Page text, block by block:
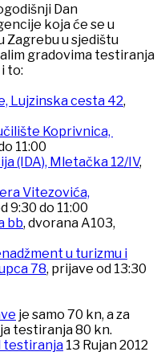
Dan
koja će se u
Zagrebu u sjedištu
gradovima testiranja
to:
Lujzinska cesta 42,
Koprivnica,
11:00
(IDA), Mletačka 12/IV,
Vitezovića,
9:30 do 11:00
bb, dvorana A103,
u turizmu i
78, prijave od 13:30
je samo 70 kn, a za
testiranja 80 kn.
testiranja 13 Rujan 2012